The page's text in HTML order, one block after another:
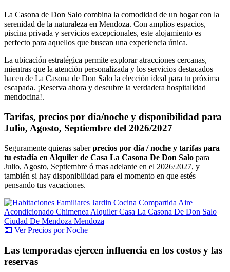
La Casona de Don Salo combina la comodidad de un hogar con la
serenidad de la naturaleza en Mendoza. Con amplios espacios,
piscina privada y servicios excepcionales, este alojamiento es
perfecto para aquellos que buscan una experiencia única.
La ubicación estratégica permite explorar atracciones cercanas,
mientras que la atención personalizada y los servicios destacados
hacen de La Casona de Don Salo la elección ideal para tu próxima
escapada. ¡Reserva ahora y descubre la verdadera hospitalidad
mendocina!.
Tarifas, precios por día/noche y disponibilidad para
Julio, Agosto, Septiembre del 2026/2027
Seguramente quieras saberprecios por día / noche y tarifas para
tu estadía en Alquiler de Casa La Casona De Don Salo para
Julio, Agosto, Septiembre ó mas adelante en el 2026/2027, y
también si hay disponibilidad para el momento en que estés
pensando tus vacaciones.
💵 VerPrecios por Noche
Las temporadas ejercen influencia en los costos y las
reservas